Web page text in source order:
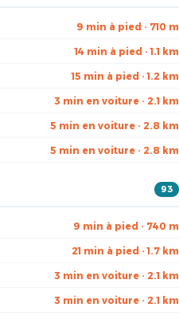
9 min à pied · 710 m
14 min à pied · 1.1 km
15 min à pied · 1.2 km
3 min en voiture · 2.1 km
5 min en voiture · 2.8 km
5 min en voiture · 2.8 km
93
9 min à pied · 740 m
21 min à pied · 1.7 km
3 min en voiture · 2.1 km
3 min en voiture · 2.1 km